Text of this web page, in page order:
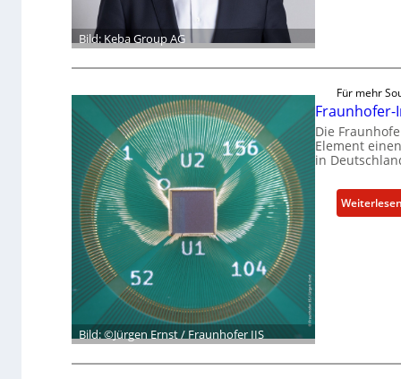
Bild: Keba Group AG
Bild: ©Jürgen Ernst / Fraunhofer IIS
Für mehr
Fraunhofer-
Die
Element
in